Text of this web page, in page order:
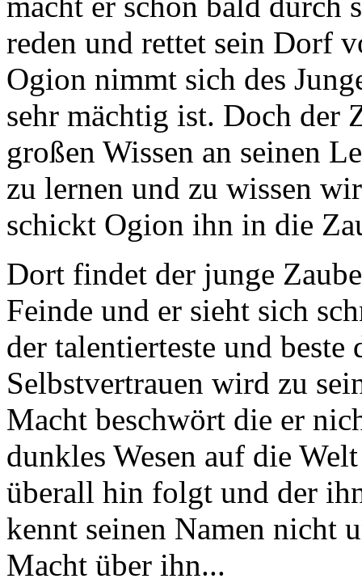
reden und rettet sein Dorf
Ogion nimmt sich des
sehr mächtig ist. Doch der
großen Wissen an seinen
zu lernen und zu wissen
schickt Ogion ihn in die
Dort findet der junge
Feinde und er sieht sich
der talentierteste und beste
Selbstvertrauen wird zu
Macht beschwört die er
dunkles Wesen auf die
überall hin folgt und der
kennt seinen Namen nicht
Macht über ihn...